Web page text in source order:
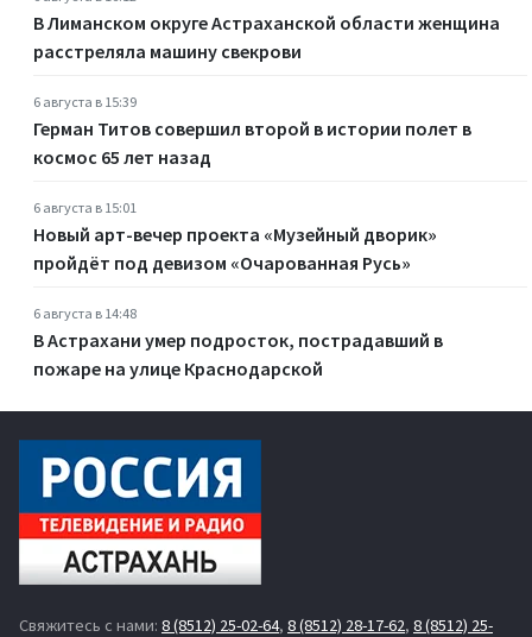
В Лиманском округе Астраханской области женщина
расстреляла машину свекрови
6 августа в 15:39
Герман Титов совершил второй в истории полет в
космос 65 лет назад
6 августа в 15:01
Новый арт-вечер проекта «Музейный дворик»
пройдёт под девизом «Очарованная Русь»
6 августа в 14:48
В Астрахани умер подросток, пострадавший в
пожаре на улице Краснодарской
Свяжитесь с нами: 8 (8512) 25-02-64, 8 (8512) 28-17-62, 8 (8512) 25-